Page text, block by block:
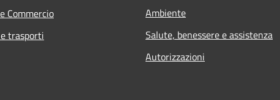
Commercio
trasporti
Ambiente
Salute, benessere e assistenza
Autorizzazioni